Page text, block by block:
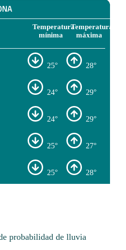
Temperatura
mínima
Temperatura
máxima
25° 28°
24° 29°
24° 29°
25° 27°
25° 28°
probabilidad de lluvia